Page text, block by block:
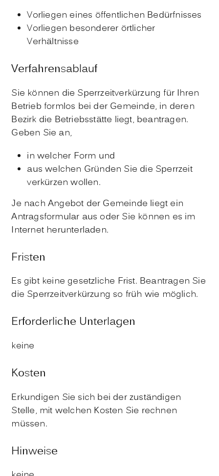
Vorliegen eines öffentlichen Bedürfnisses
Vorliegen besonderer örtlicher
Verhältnisse
Verfahrensablauf
Sie können die Sperrzeitverkürzung für Ihren
Betrieb formlos bei der Gemeinde, in deren
Bezirk die Betriebsstätte liegt, beantragen.
Geben Sie an,
in welcher Form und
aus welchen Gründen Sie die Sperrzeit
verkürzen wollen.
Je nach Angebot der Gemeinde liegt ein
Antragsformular aus oder Sie können es im
Internet herunterladen.
Fristen
Es gibt keine gesetzliche Frist. Beantragen Sie
die Sperrzeitverkürzung so früh wie möglich.
Erforderliche Unterlagen
keine
Kosten
Erkundigen Sie sich bei der zuständigen
Stelle, mit welchen Kosten Sie rechnen
müssen.
Hinweise